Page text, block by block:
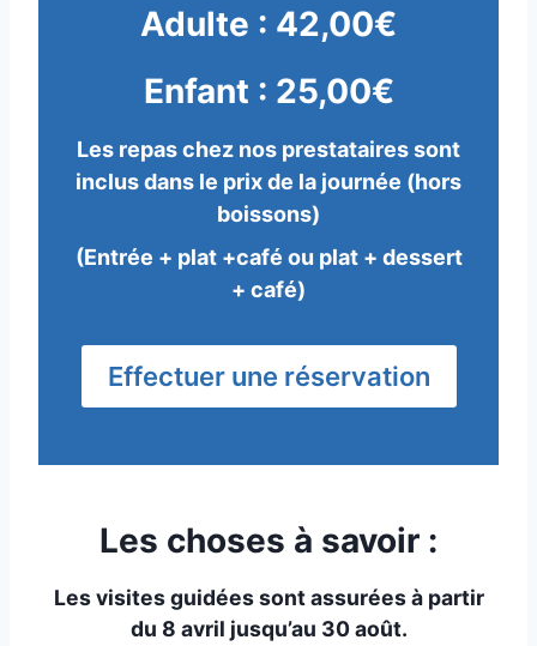
Adulte : 42,00€
Enfant : 25,00€
Les repas chez nos prestataires sont
inclus dans le prix de la journée (hors
boissons)
(Entrée + plat +café ou plat + dessert
+ café)
Effectuer une réservation
Les choses à savoir :
Les visites guidées sont assurées à partir
du 8 avril jusqu’au 30 août.